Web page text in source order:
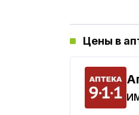
Цены в